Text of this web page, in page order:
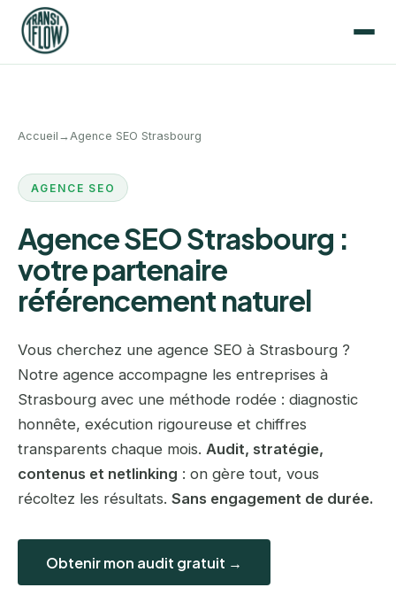
Accueil →Agence SEO Strasbourg
AGENCE SEO
Agence SEO Strasbourg :
votre partenaire
référencement naturel
Vous cherchez une agence SEO à Strasbourg ?
Notre agence accompagne les entreprises à
Strasbourg avec une méthode rodée : diagnostic
honnête, exécution rigoureuse et chiffres
transparents chaque mois. Audit, stratégie,
contenus et netlinking : on gère tout, vous
récoltez les résultats. Sans engagement de durée.
Obtenir mon audit gratuit →